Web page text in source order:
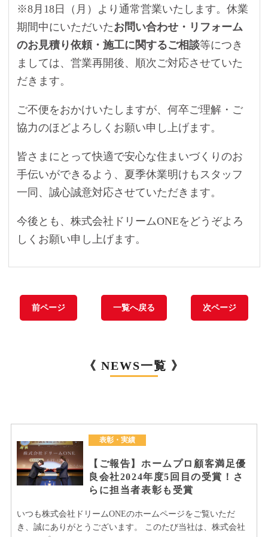
※8月18日（月）より通常営業いたします。休業
期間中にいただいたお問い合わせ・リフォーム
のお見積り依頼・施工に関するご相談等につき
ましては、営業再開後、順次ご対応させていた
だきます。
ご不便をおかけいたしますが、何卒ご理解・ご
協力のほどよろしくお願い申し上げます。
皆さまにとって快適で安心な住まいづくりのお
手伝いができるよう、夏季休業明けもスタッフ
一同、誠心誠意対応させていただきます。
今後とも、株式会社ドリームONEをどうぞよろ
しくお願い申し上げます。
前ページ 一覧へ戻る 次ページ
《 NEWS一覧 》
表彰・実績
【ご報告】ホームプロ顧客満足優
良会社2024年度5回目の受賞！さ
らに担当者表彰も受賞
いつも株式会社ドリームONEのホームページをご覧いただ
き、誠にありがとうございます。 このたび当社は、株式会社